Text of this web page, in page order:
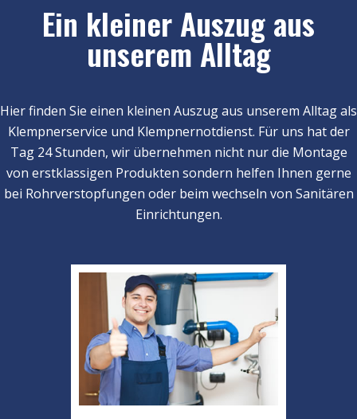
Ein kleiner Auszug aus
unserem Alltag
Hier finden Sie einen kleinen Auszug aus unserem Alltag als
Klempnerservice und Klempnernotdienst. Für uns hat der
Tag 24 Stunden, wir übernehmen nicht nur die Montage
von erstklassigen Produkten sondern helfen Ihnen gerne
bei Rohrverstopfungen oder beim wechseln von Sanitären
Einrichtungen.